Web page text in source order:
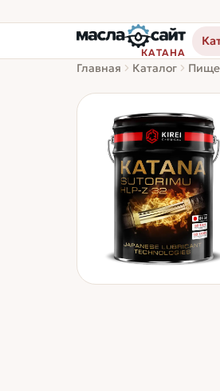
КАТАНА
Главная
Каталог